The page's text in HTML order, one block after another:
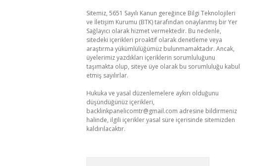
Sitemiz, 5651 Sayılı Kanun gereğince Bilgi Teknolojileri
ve İletişim Kurumu (BTK) tarafından onaylanmış bir Yer
Sağlayıcı olarak hizmet vermektedir. Bu nedenle,
sitedeki içerikleri proaktif olarak denetleme veya
araştırma yükümlülüğümüz bulunmamaktadır. Ancak,
üyelerimiz yazdıkları içeriklerin sorumluluğunu
taşımakta olup, siteye üye olarak bu sorumluluğu kabul
etmiş sayılırlar.
Hukuka ve yasal düzenlemelere aykırı olduğunu
düşündüğünüz içerikleri,
backlinkpanelicomtr@gmail.com adresine bildirmeniz
halinde, ilgili içerikler yasal süre içerisinde sitemizden
kaldırılacaktır.